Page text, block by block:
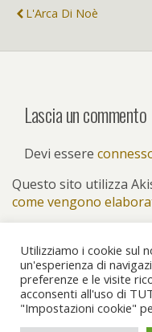
L'Arca Di Noè
Lascia un commento
Devi essere
Questo sito utilizza
come vengono
Dispositivo
Utilizziamo i cookie sul
un'esperienza di
preferenze e le visite
acconsenti all'uso di
"Impostazioni cookie"